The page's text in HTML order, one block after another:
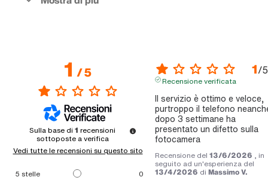
1/5
Sulla base di 1 recensioni
sottoposte a verifica
Vedi tutte le recensioni su questo sito
5 stelle
0
1/5
Recensione verificata
Il servizio è ottimo e veloce,
purtroppo il telefono
dopo 3 settimane ha
presentato un difetto sulla
fotocamera
Recensione del 13/6/2026 , in
seguito ad un'esperienza del
13/4/2026 di Massimo V.